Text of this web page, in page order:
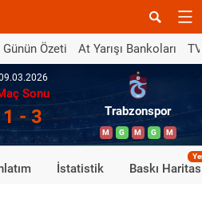
Günün Özeti At Yarışı Bankoları
Sonu
1 - 3 Trabzonspor
M G M G M
İstatistik Baskı